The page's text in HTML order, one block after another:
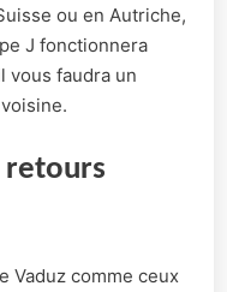
ou en Autriche,
J fonctionnera
vous faudra un
retours
Vaduz comme ceux